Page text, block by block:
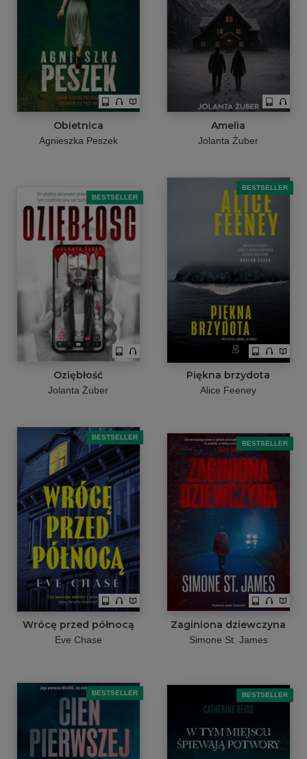
Obietnica
Agnieszka Peszek
Amelia
Jolanta Żuber
BESTSELLER
Oziębłość
Jolanta Żuber
BESTSELLER
Piękna brzydota
Alice Feeney
BESTSELLER
Wrócę przed północą
Eve Chase
BESTSELLER
Zaginiona dziewczyna
Simone St. James
BESTSELLER BESTSELLER